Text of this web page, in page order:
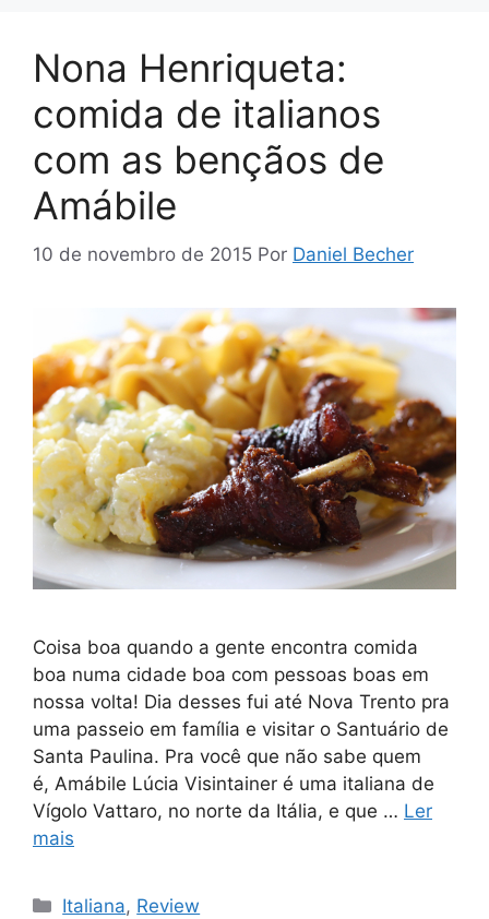
Nona Henriqueta:
comida de italianos
com as bençãos de
Amábile
10 de novembro de 2015 Por Daniel Becher
Coisa boa quando a gente encontra comida
boa numa cidade boa com pessoas boas em
nossa volta! Dia desses fui até Nova Trento pra
uma passeio em família e visitar o Santuário de
Santa Paulina. Pra você que não sabe quem
é, Amábile Lúcia Visintainer é uma italiana de
Vígolo Vattaro, no norte da Itália, e que … Ler
mais
Categorias
Italiana, Review